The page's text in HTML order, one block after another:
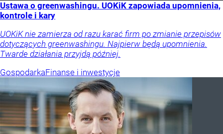
Ustawa o greenwashingu. UOKiK zapowiada upomnienia,
kontrole i kary
UOKiK nie zamierza od razu karać firm po zmianie przepisów
dotyczących greenwashingu. Najpierw będą upomnienia.
Twarde działania przyjdą później.
GospodarkaFinanse i inwestycje